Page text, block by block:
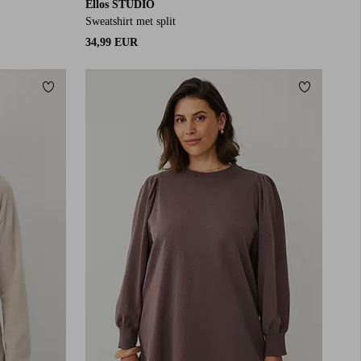
Ellos STUDIO
Sweatshirt met split
34,99 EUR
Toevoegen aan favorieten